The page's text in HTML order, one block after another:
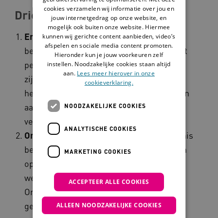
Drie soorten kennis
Ervaringskennis:met ervaringskennis
bedoelen we inzichten die voortkomen uit
persoonlijke ervaringen. Deze inzichten
zijn door te geven aan anderen. Vaak gaat
het om inzichten van een persoon met een
aandoening of beperking, een naaste,
vertegenwoordiger of vrijwilliger.
Onderzoekskennis:
met onderzoekskennis
bedoelen we inzichten, die gebaseerd zijn
op praktijkgericht en (toegepast)
wetenschappelijk onderzoek.
Onderzoekskennis is op een
gestructureerde manier verzameld met
cookies verzamelen wij informatie over jou en
jouw internetgedrag op onze website, en
mogelijk ook buiten onze website. Hiermee
kunnen wij gerichte content aanbieden, video’s
afspelen en sociale media content promoten.
Hieronder kun je jouw voorkeuren zelf
instellen. Noodzakelijke cookies staan altijd
aan. Lees meer hierover in onze
cookieverklaring.
NOODZAKELIJKE COOKIES
ANALYTISCHE COOKIES
MARKETING COOKIES
ACCEPTEER ALLE COOKIES
ALLEEN NOODZAKELIJKE COOKIES